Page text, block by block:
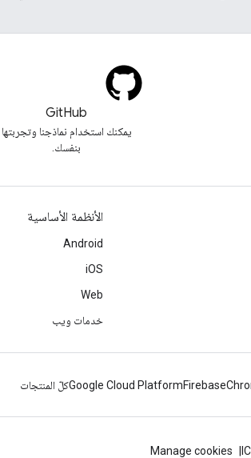
GitHub
يمكنك استخدام نماذجنا وتجربتها
بنفسك.
الأنظمة الأساسية
Android
iOS
Web
خدمات ويب
Firebase
Google Cloud Platformكلّ المنتجات
Manage cookies